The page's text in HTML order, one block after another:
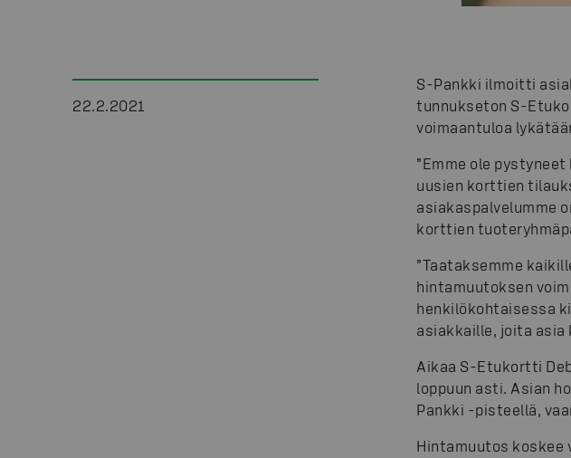
22.2.2021
S-Pankki ilmoitti
tunnukseton S-
voimaantuloa
”Emme ole
uusien korttien
asiakaspalvelumme
korttien
”Taataksemme
hintamuutoksen
henkilökohtaisessa
asiakkaille, joita asia
Aikaa S-Etukortti
loppuun asti. Asian
Pankki -pisteellä,
Hintamuutos